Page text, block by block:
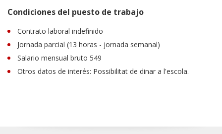
Condiciones del puesto de trabajo
Contrato laboral indefinido
Jornada parcial (13 horas - jornada semanal)
Salario mensual bruto 549
Otros datos de interés: Possibilitat de dinar a l'escola.